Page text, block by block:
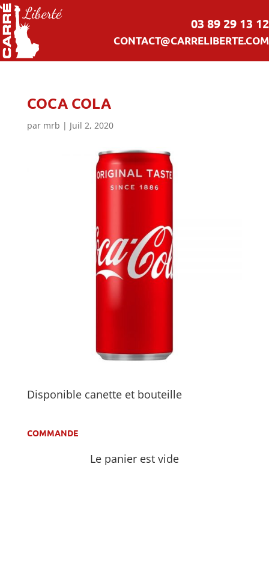
03 89 29 13 12
CONTACT@CARRELIBERTE.COM
COCA COLA
par mrb | Juil 2, 2020
Disponible canette et bouteille
COMMANDE
Le panier est vide